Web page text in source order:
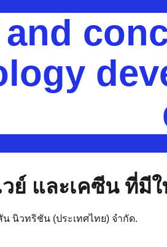
ย์ และเคซีน ที่มี
นิวทริชัน (ประเทศไทย) จำกัด.